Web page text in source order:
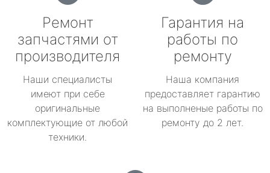
Ремонт
запчастями от
производителя
Наши специалисты
имеют при себе
оригинальные
комплектующие от любой
техники.
Гарантия на
работы по
ремонту
Наша компания
предоставляет гарантию
на выполненые работы по
ремонту до 2 лет.